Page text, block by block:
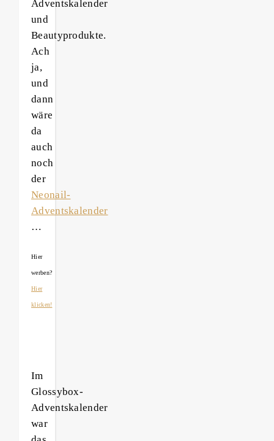
Adventskalender
und
Beautyprodukte.
Ach
ja,
und
dann
wäre
da
auch
noch
der
Neonail-
Adventskalender
…
Hier
werben?
Hier
klicken!
Im
Glossybox-
Adventskalender
war